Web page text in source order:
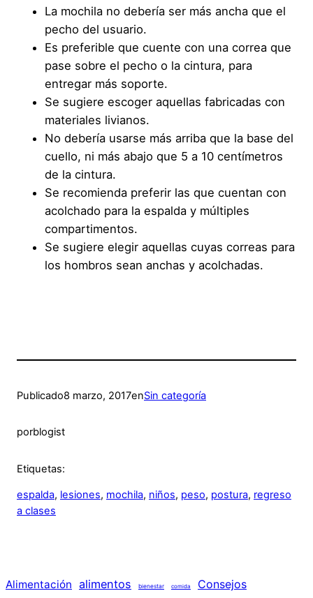
La mochila no debería ser más ancha que el
pecho del usuario.
Es preferible que cuente con una correa que
pase sobre el pecho o la cintura, para
entregar más soporte.
Se sugiere escoger aquellas fabricadas con
materiales livianos.
No debería usarse más arriba que la base del
cuello, ni más abajo que 5 a 10 centímetros
de la cintura.
Se recomienda preferir las que cuentan con
acolchado para la espalda y múltiples
compartimentos.
Se sugiere elegir aquellas cuyas correas para
los hombros sean anchas y acolchadas.
Publicado8 marzo, 2017enSin categoría
porblogist
Etiquetas:
espalda, lesiones, mochila, niños, peso, postura, regreso
a clases
Alimentación alimentos bienestar comida Consejos